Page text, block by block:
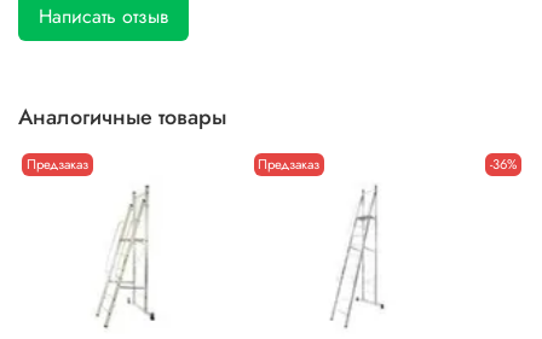
Написать отзыв
Аналогичные товары
Предзаказ Предзаказ -36%